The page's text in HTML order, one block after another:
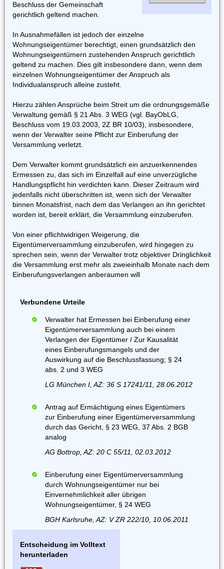
Beschluss der Gemeinschaft
gerichtlich geltend machen.
In Ausnahmefällen ist jedoch der einzelne
Wohnungseigentümer berechtigt, einen grundsätzlich den
Wohnungseigentümern zustehenden Anspruch gerichtlich
geltend zu machen. Dies gilt insbesondere dann, wenn dem
einzelnen Wohnungseigentümer der Anspruch als
Individualanspruch alleine zusteht.
Hierzu zählen Ansprüche beim Streit um die ordnungsgemäße
Verwaltung gemäß § 21 Abs. 3 WEG (vgl. BayObLG,
Beschluss vom 19.03.2003, 2Z BR 10/03), insbesondere,
wenn der Verwalter seine Pflicht zur Einberufung der
Versammlung verletzt.
Dem Verwalter kommt grundsätzlich ein anzuerkennendes
Ermessen zu, das sich im Einzelfall auf eine unverzügliche
Handlungspflicht hin verdichten kann. Dieser Zeitraum wird
jedenfalls nicht überschritten ist, wenn sich der Verwalter
binnen Monatsfrist, nach dem das Verlangen an ihn gerichtet
worden ist, bereit erklärt, die Versammlung einzuberufen.
Von einer pflichtwidrigen Weigerung, die
Eigentümerversammlung einzuberufen, wird hingegen zu
sprechen sein, wenn der Verwalter trotz objektiver Dringlichkeit
die Versammlung erst mehr als zweieinhalb Monate nach dem
Einberufungsverlangen anberaumen will
Verbundene Urteile
Verwalter hat Ermessen bei Einberufung einer
Eigentümerversammlung auch bei einem
Verlangen der Eigentümer / Zur Kausalität
eines Einberufungsmangels und der
Auswirkung auf die Beschlussfassung; § 24
abs. 2 und 3 WEG
LG München I, AZ: 36 S 17241/11, 28.06.2012
Antrag auf Ermächtigung eines Eigentümers
zur Einberufung einer Eigentümerversammlung
durch das Gericht, § 23 WEG, 37 Abs. 2 BGB
analog
AG Bottrop, AZ: 20 C 55/11, 02.03.2012
Einberufung einer Eigentümerversammlung
durch Wohnungseigentümer nur bei
Einvernehmlichkeit aller übrigen
Wohnungseigentümer, § 24 WEG
BGH Karlsruhe, AZ: V ZR 222/10, 10.06.2011
Entscheidung im Volltext
herunterladen